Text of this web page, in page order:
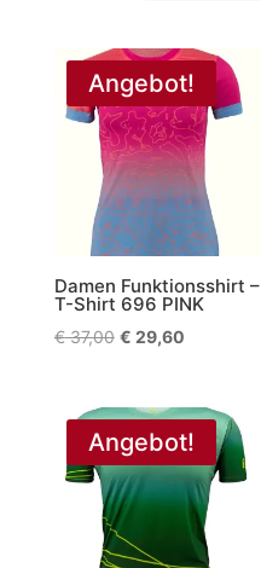
Angebot!
Damen Funktionsshirt –
T-Shirt 696 PINK
€37,00 Ursprünglicher
€ 37,00
€ 29,60Aktueller
€ 29,60.
Angebot!